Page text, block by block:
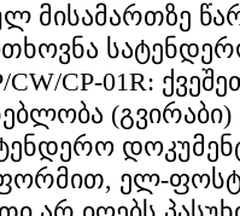
მისამართზე
CP-01R:
(გვირაბი)
ელ-